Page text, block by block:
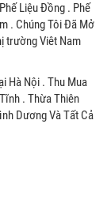
Liệu Đồng . Phế
. Chúng Tôi Đã Mở
trường Viêt Nam
Hà Nội . Thu Mua
. Thừa Thiên
Dương Và Tất Cả